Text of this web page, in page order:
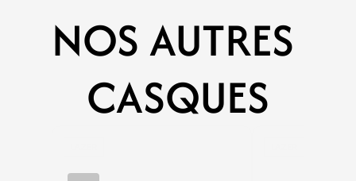
NOS AUTRES
CASQUES